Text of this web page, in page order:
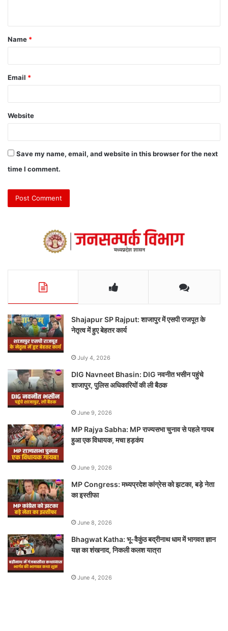
Name *
Email *
Website
Save my name, email, and website in this browser for the next
time I comment.
Shajapur SP Rajput: शाजापुर में एसपी राजपूत के
नेतृत्व में हुए बेहतर कार्य
July 4, 2026
DIG Navneet Bhasin: DIG नवनीत भसीन पहुंचे
शाजापुर, पुलिस अधिकारियों की ली बैठक
June 9, 2026
MP Rajya Sabha: MP राज्यसभा चुनाव से पहले गायब
हुआ एक विधायक, मचा हड़कंप
June 9, 2026
MP Congress: मध्यप्रदेश कांग्रेस को झटका, बड़े नेता
का इस्तीफा
June 8, 2026
Bhagwat Katha: भू-वैकुंठ बद्रीनाथ धाम में भागवत ज्ञान
यज्ञ का शंखनाद, निकली कलश यात्रा
June 4, 2026